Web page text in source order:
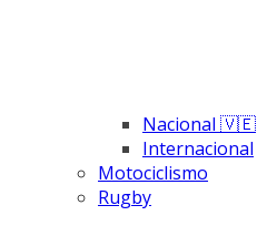
Nacional 🇻🇪
Internacional
Motociclismo
Rugby